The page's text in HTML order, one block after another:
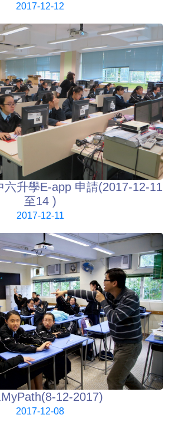
2017-12-12
六升學E-app 申請(2017-12-11
至14 )
2017-12-11
12-2017)
2017-12-08